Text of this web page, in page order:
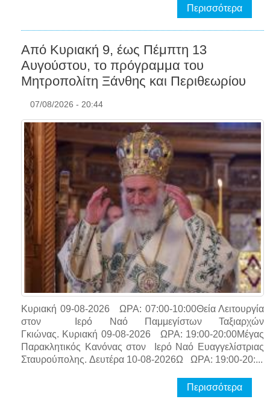
Περισσότερα
Από Κυριακή 9, έως Πέμπτη 13
Αυγούστου, το πρόγραμμα του
Μητροπολίτη Ξάνθης και Περιθεωρίου
07/08/2026 - 20:44
Κυριακή 09-08-2026 ΩΡΑ: 07:00-10:00Θεία Λειτουργία
στον Ιερό Ναό Παμμεγίστων Ταξιαρχών
Γκιώνας. Κυριακή 09-08-2026 ΩΡΑ: 19:00-20:00Μέγας
Παρακλητικός Κανόνας στον Ιερό Ναό Ευαγγελίστριας
Σταυρούπολης. Δευτέρα 10-08-2026Ω ΩΡΑ: 19:00-20:...
Περισσότερα